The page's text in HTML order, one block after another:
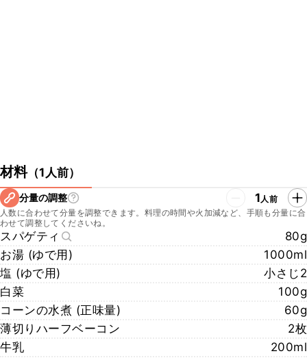
材料（1人前）
分量の調整 1人前
人数に合わせて分量を調整できます。料理の時間や火加減など、手順も分量に合
わせて調整してくださいね。
スパゲティ
80g
お湯 (ゆで用)
1000ml
塩 (ゆで用)
小さじ2
白菜
100g
コーンの水煮 (正味量)
60g
薄切りハーフベーコン
2枚
牛乳
200ml